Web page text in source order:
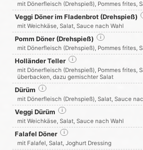
mit Dönerfleisch (Drehspieß), Pommes frites,
Veggi Döner im Fladenbrot (Drehspieß)
mit Weichkäse, Salat, Sauce nach Wahl
Pomm Döner (Drehspieß) i
mit Dönerfleisch (Drehspieß), Pommes frites,
Holländer Teller i
mit Dönerfleisch (Drehspieß), Pommes frites,
überbacken, dazu gemischter Salat
Dürüm i
mit Dönerfleisch (Drehspieß), Salat, Sauce
Veggi Dürüm i
mit Weichkäse, Salat, Sauce nach Wahl
Falafel Döner i
mit Falafel, Salat, Joghurt Dressing